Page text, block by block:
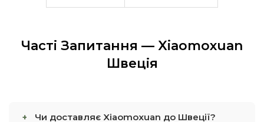
Часті Запитання — Xiaomoxuan
Швеція
Чи доставляє Xiaomoxuan до Швеції?